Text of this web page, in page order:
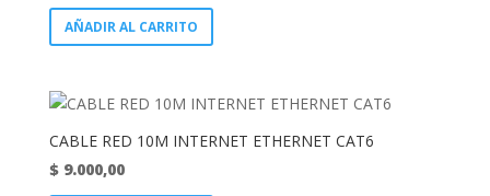
AÑADIR AL CARRITO
CABLE RED 10M INTERNET ETHERNET CAT6
$9.000,00